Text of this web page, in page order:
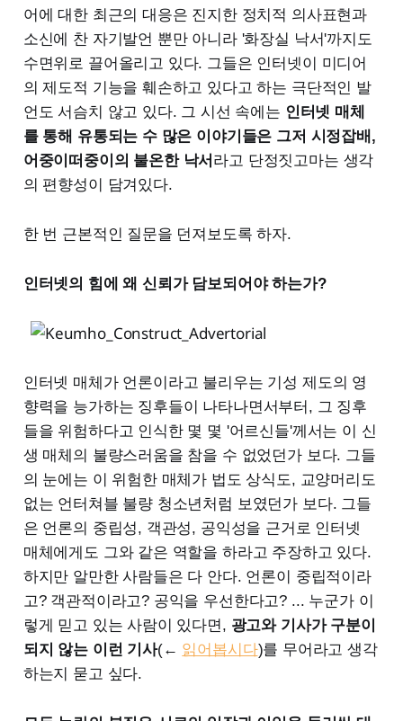
어에 대한 최근의 대응은 진지한 정치적 의사표현과
소신에 찬 자기발언 뿐만 아니라 '화장실 낙서'까지도
수면위로 끌어올리고 있다. 그들은 인터넷이 미디어
의 제도적 기능을 훼손하고 있다고 하는 극단적인 발
언도 서슴치 않고 있다. 그 시선 속에는 인터넷 매체
를 통해 유통되는 수 많은 이야기들은 그저 시정잡배,
어중이떠중이의 불온한 낙서 라고 단정짓고마는 생각
의 편향성이 담겨있다.
한 번 근본적인 질문을 던져보도록 하자.
인터넷의 힘에 왜 신뢰가 담보되어야 하는가?
인터넷 매체가 언론이라고 불리우는 기성 제도의 영
향력을 능가하는 징후들이 나타나면서부터, 그 징후
들을 위험하다고 인식한 몇 몇 '어르신들'께서는 이 신
생 매체의 불량스러움을 참을 수 없었던가 보다. 그들
의 눈에는 이 위험한 매체가 법도 상식도, 교양머리도
없는 언터쳐블 불량 청소년처럼 보였던가 보다. 그들
은 언론의 중립성, 객관성, 공익성을 근거로 인터넷
매체에게도 그와 같은 역할을 하라고 주장하고 있다.
하지만 알만한 사람들은 다 안다. 언론이 중립적이라
고? 객관적이라고? 공익을 우선한다고? ... 누군가 이
렇게 믿고 있는 사람이 있다면, 광고와 기사가 구분이
되지 않는 이런 기사(← 읽어봅시다)를 무어라고 생각
하는지 묻고 싶다.